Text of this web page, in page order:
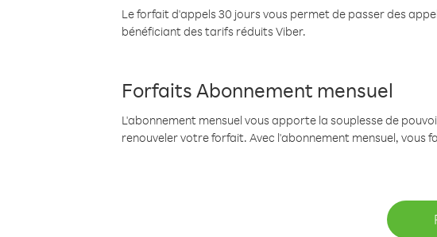
Le forfait d'appels 30 jours vous permet de passer des
bénéficiant des tarifs réduits Viber.
Forfaits Abonnement mensuel
L'abonnement mensuel vous apporte la souplesse de
renouveler votre forfait. Avec l'abonnement mensuel, vous